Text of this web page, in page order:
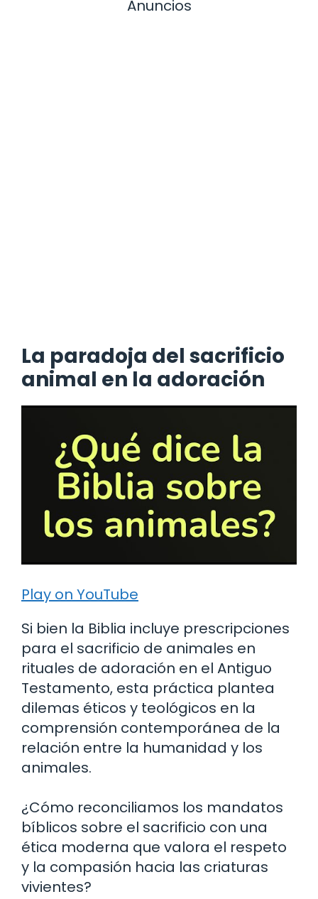
Anuncios
La paradoja del sacrificio
animal en la adoración
Play on YouTube
Si bien la Biblia incluye prescripciones
para el sacrificio de animales en
rituales de adoración en el Antiguo
Testamento, esta práctica plantea
dilemas éticos y teológicos en la
comprensión contemporánea de la
relación entre la humanidad y los
animales.
¿Cómo reconciliamos los mandatos
bíblicos sobre el sacrificio con una
ética moderna que valora el respeto
y la compasión hacia las criaturas
vivientes?